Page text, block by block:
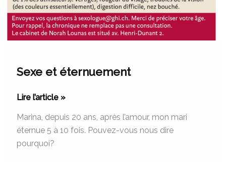
Sexe et éternuement
Lire l’article »
Marina, depuis 20 ans, après l’amour, mon mari
éternue 5 à 10 fois. Pouvez-vous nous dire
pourquoi?